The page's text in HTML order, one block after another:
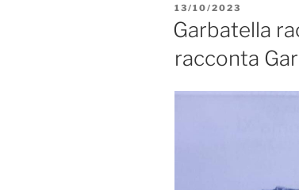
PUBBLICATO
IL
13/10/2023
Garbatella
racconta